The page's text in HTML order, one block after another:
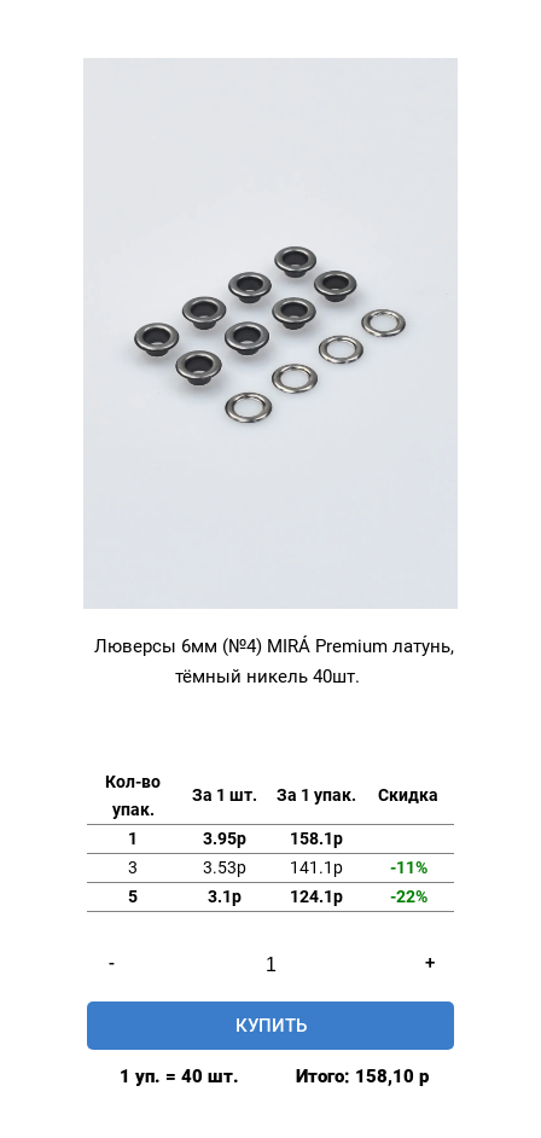
никель
Люверсы 6мм (№4) MIRÁ Premium латунь,
тёмный никель 40шт.
Кол-во
упак.
За 1 шт. За 1 упак. Скидка
1 3.95р
158.1р
3
3.53р 141.1р
-11%
5
3.1р 124.1р -22%
-
товара
Люверсы
6мм
+
КУПИТЬ
1 уп. = 40 шт. Итого: 158,10 р